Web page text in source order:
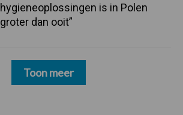
hygieneoplossingen is in Polen
groter dan ooit”
Toon meer